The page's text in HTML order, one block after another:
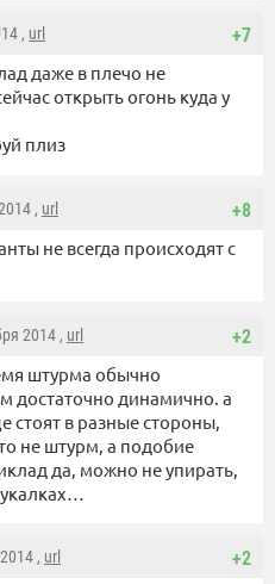
+7
, url
даже в плечо не
открыть огонь куда у
плиз
+8
, url
не всегда происходят с
+2
2014 , url
штурма обычно
достаточно динамично. а
стоят в разные стороны,
не штурм, а подобие
да, можно не упирать,
+2
, url